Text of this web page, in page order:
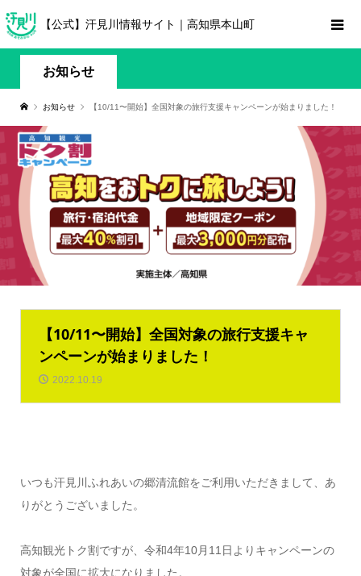
【公式】汗見川情報サイト｜高知県本山町
お知らせ
お知らせ 【10/11〜開始】全国対象の旅行支援キャンペーンが始まりました！
【10/11〜開始】全国対象の旅行支援キャ
ンペーンが始まりました！
2022.10.19
いつも汗見川ふれあいの郷清流館をご利用いただきまして、あ
りがとうございました。
高知観光トク割ですが、令和4年10月11日よりキャンペーンの
対象が全国に拡大になりました。